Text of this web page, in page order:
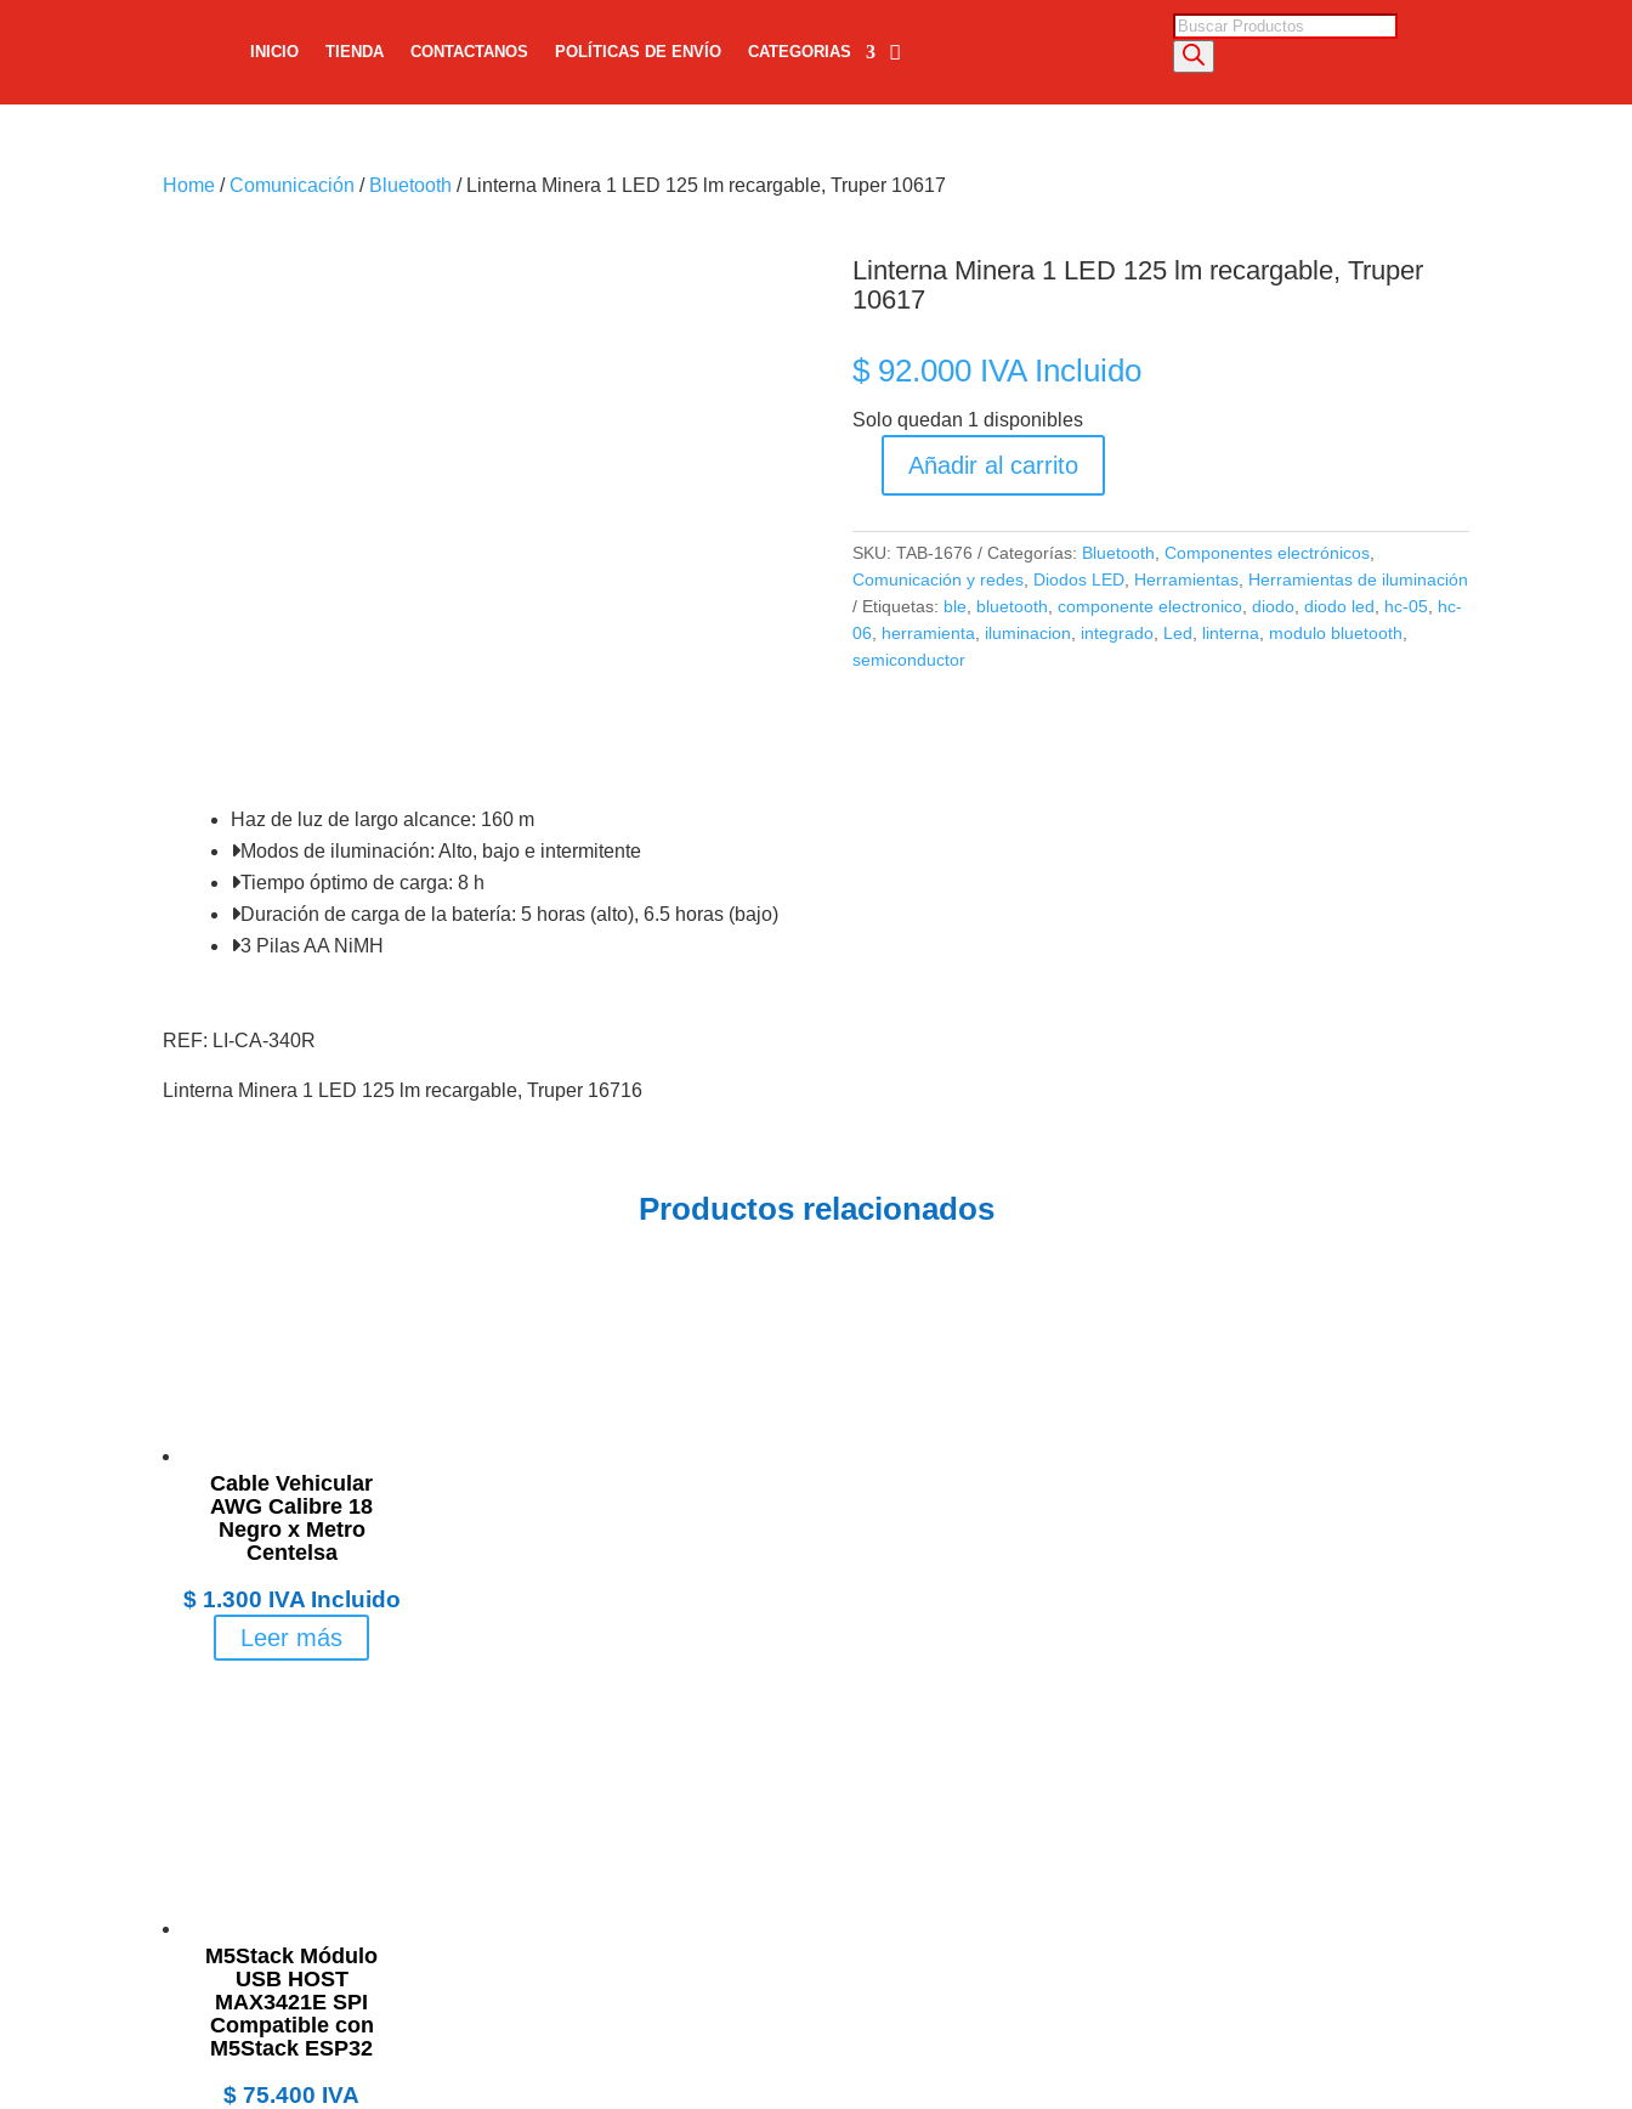
INICIO TIENDA CONTACTANOS POLÍTICAS DE ENVÍO CATEGORIAS
Búsqueda
de
Home /Comunicación / Bluetooth / Linterna Minera 1 LED 125 lm recargable, Truper 10617
Linterna Minera 1 LED 125 lm recargable, Truper
10617
$92.000 IVA Incluido
Solo quedan 1 disponibles
Linterna
LED
125
lm
recargable,
Añadir al carrito
SKU: TAB-1676 Categorías: Bluetooth Componentes electrónicos,
Comunicación y redes, Diodos LED, Herramientas, Herramientas de iluminación
Etiquetas: ble, bluetooth componente electronico, diodo, diodo led hc-05, hc-
06
herramienta iluminacion integrado, Led linterna modulo bluetooth
semiconductor
Haz de luz de largo alcance: 160 m
Modos de iluminación: Alto, bajo e intermitente
Tiempo óptimo de carga: 8 h
Duración de carga de la batería: 5 horas (alto), 6.5 horas (bajo)
3 Pilas AA NiMH
REF: LI-CA-340R
Linterna Minera 1 LED 125 lm recargable, Truper 16716
Productos relacionados
Cable Vehicular
AWG Calibre 18
Negro x Metro
Centelsa
$1.300 IVA Incluido
Leer más
M5Stack Módulo
USB HOST
MAX3421E SPI
Compatible con
M5Stack ESP32
$ 75.400 IVA